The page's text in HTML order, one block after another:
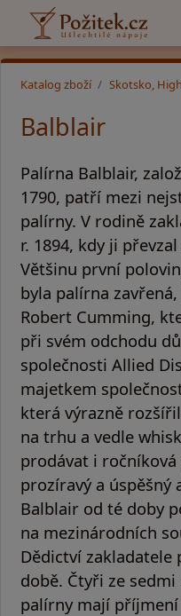
Katalog zboží Skotsko,
Balblair
Palírna Balblair,
1790, patří mezi
palírny. V rodině
r. 1894, kdy ji
Většinu první
byla palírna
Robert Cumming,
při svém odchodu
společnosti Allied
majetkem
která výrazně
na trhu a vedle
prodávat i
prozíravý a úspěšný
Balblair od té doby
na mezinárodních
Dědictví zakladatele
době. Čtyři ze
palírny mají příjmení